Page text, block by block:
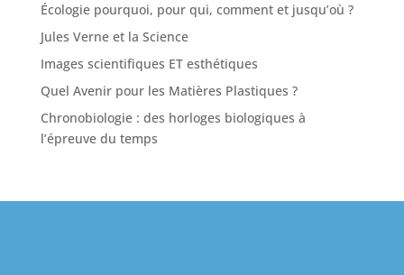
Écologie pourquoi, pour qui, comment et jusqu’où ?
Jules Verne et la Science
Images scientifiques ET esthétiques
Quel Avenir pour les Matières Plastiques ?
Chronobiologie : des horloges biologiques à
l’épreuve du temps